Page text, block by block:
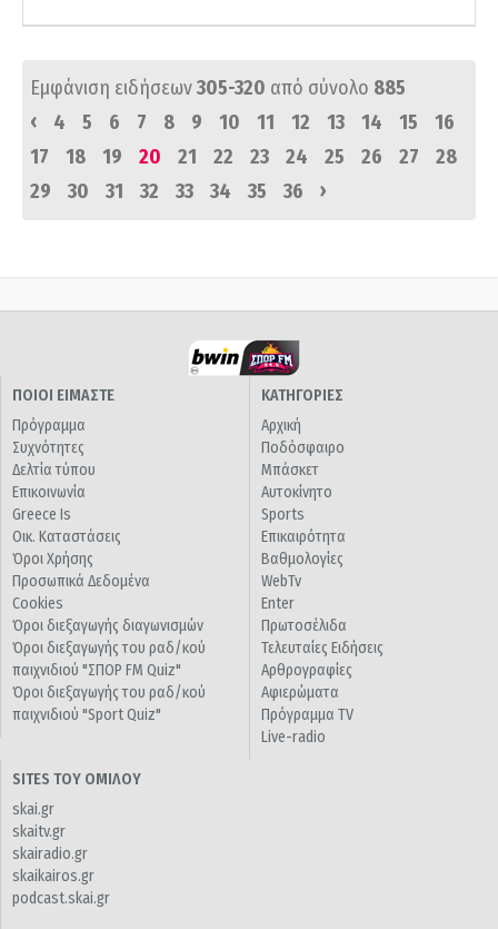
Εμφάνιση ειδήσεων305-320 από σύνολο 885
‹
4 5 6 7 8 9 10 11 12 13 14 15
16
17
18 19 20 21 22 23 24 25 26 27
28
29
30 31 32 33 34 35 36 ›
ΠΟΙΟΙ ΕΙΜΑΣΤΕ
Πρόγραμμα
Συχνότητες
Δελτία τύπου
Επικοινωνία
Greece Is
Οικ. Καταστάσεις
Όροι Χρήσης
Προσωπικά Δεδομένα
Cookies
Όροι διεξαγωγής διαγωνισμών
Όροι διεξαγωγής του ραδ/κού
παιχνιδιού "ΣΠΟΡ FM Quiz"
Όροι διεξαγωγής του ραδ/κού
παιχνιδιού "Sport Quiz"
ΚΑΤΗΓΟΡΙΕΣ
Αρχική
Ποδόσφαιρο
Μπάσκετ
Αυτοκίνητο
Sports
Επικαιρότητα
Βαθμολογίες
WebTv
Enter
Πρωτοσέλιδα
Τελευταίες Ειδήσεις
Αρθρογραφίες
Αφιερώματα
Πρόγραμμα TV
Live-radio
SITES ΤΟΥ ΟΜΙΛΟΥ
skai.gr
skaitv.gr
skairadio.gr
skaikairos.gr
podcast.skai.gr